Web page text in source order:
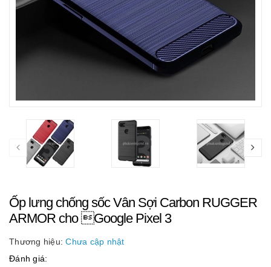
Ốp lưng chống sốc Vân Sợi Carbon RUGGER
ARMOR cho Google Pixel 3
Thương hiệu: Chưa cập nhật
Đánh giá: